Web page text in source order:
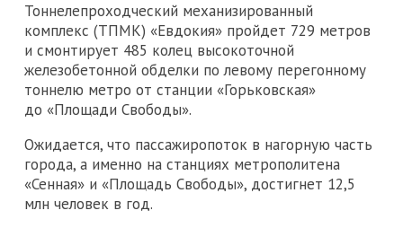
Тоннелепроходческий механизированный
комплекс (ТПМК) «Евдокия» пройдет 729 метров
и смонтирует 485 колец высокоточной
железобетонной обделки по левому перегонному
тоннелю метро от станции «Горьковская»
до «Площади Свободы».
Ожидается, что пассажиропоток в нагорную часть
города, а именно на станциях метрополитена
«Сенная» и «Площадь Свободы», достигнет 12,5
млн человек в год.